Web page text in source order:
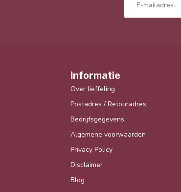
Informatie
Over lieffeling
Postadres / Retouradres
Bedrijfsgegevens
Algemene voorwaarden
Privacy Policy
Disclaimer
Blog